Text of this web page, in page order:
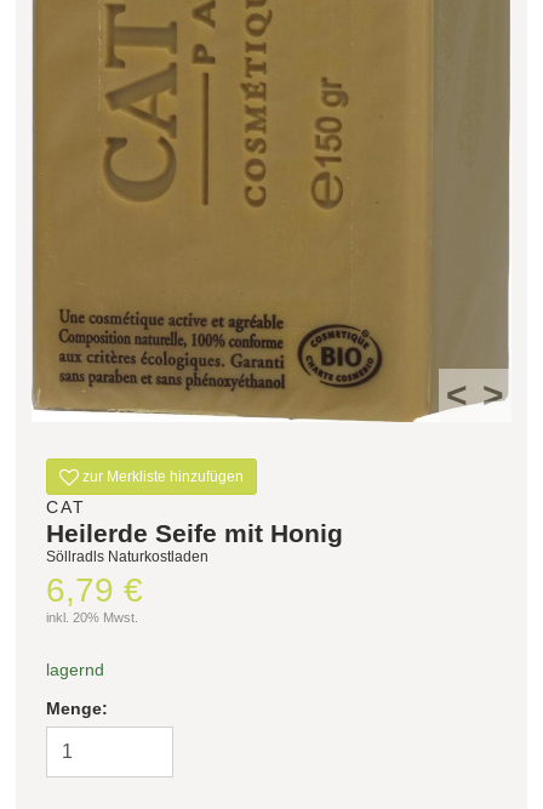
Filter zurücksetzen
< >
zur Merkliste hinzufügen
CAT
Heilerde Seife mit Honig
Söllradls Naturkostladen
6,79 €
inkl. 20% Mwst.
lagernd
Menge: